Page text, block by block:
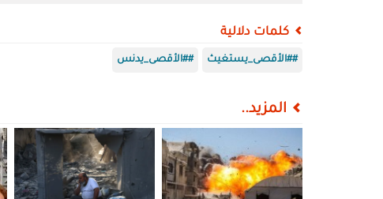
كلمات دلالية
##الأقصى_يستغيث ##الأقصى_يدنس
المزيد..